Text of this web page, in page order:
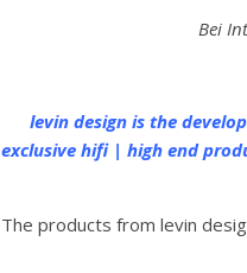
Bei
levin design is the
exclusive hifi | high end
The products from levin